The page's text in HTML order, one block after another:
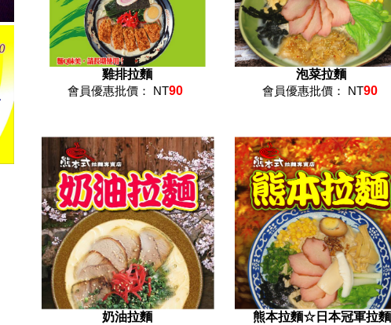
雞排拉麵
會員優惠批價： NT90
泡菜拉麵
會員優惠批價： NT90
奶油拉麵
熊本拉麵☆日本冠軍拉麵